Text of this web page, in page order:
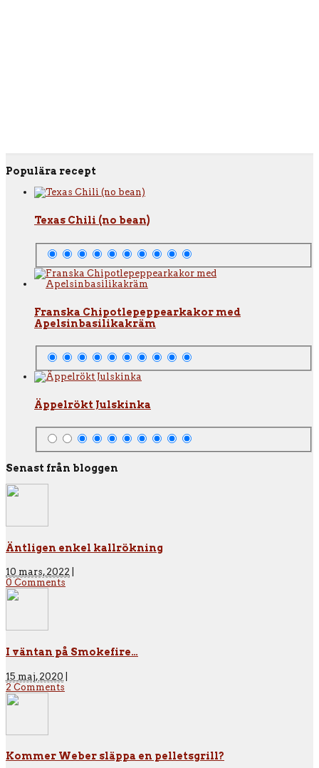
Populära recept
Texas Chili (no bean)
Franska Chipotlepeppearkakor med
Apelsinbasilikakräm
Äppelrökt Julskinka
Senast från bloggen
Äntligen enkel kallrökning
10 mars, 2022
0 Comments
I väntan på Smokefire…
15 maj, 2020
2 Comments
Kommer Weber släppa en pelletsgrill?